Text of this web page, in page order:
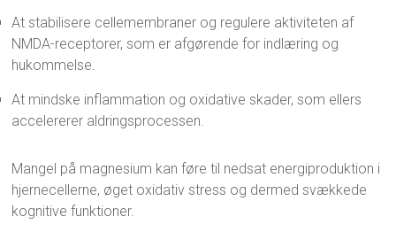
At stabilisere cellemembraner og regulere aktiviteten af
NMDA-receptorer, som er afgørende for indlæring og
hukommelse.
At mindske inflammation og oxidative skader, som ellers
accelererer aldringsprocessen​.
Mangel på magnesium kan føre til nedsat energiproduktion i
hjernecellerne, øget oxidativ stress og dermed svækkede
kognitive funktioner​.